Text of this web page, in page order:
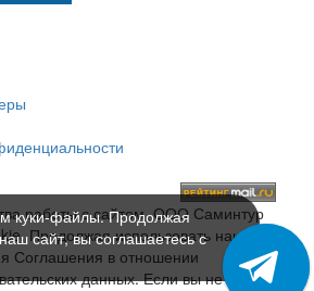
работы с сайтом, ООО Саминтур
Продолжая использовать наш сайт,
Соглашения в отношении
данных. Если вы не хотите,
куки-файлы. Продолжая
сайт, вы соглашаетесь с